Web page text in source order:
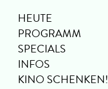
HEUTE
PROGRAMM
SPECIALS
INFOS
KINO SCHENKEN!